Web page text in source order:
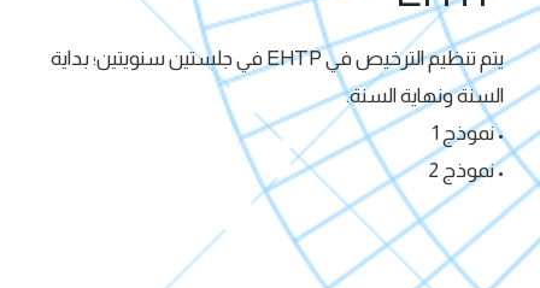
يتم تنظيم الترخيص في EHTP في جلستين سنويتين؛ بداية
السنة ونهاية السنة.
• نموذج 1
• نموذج 2